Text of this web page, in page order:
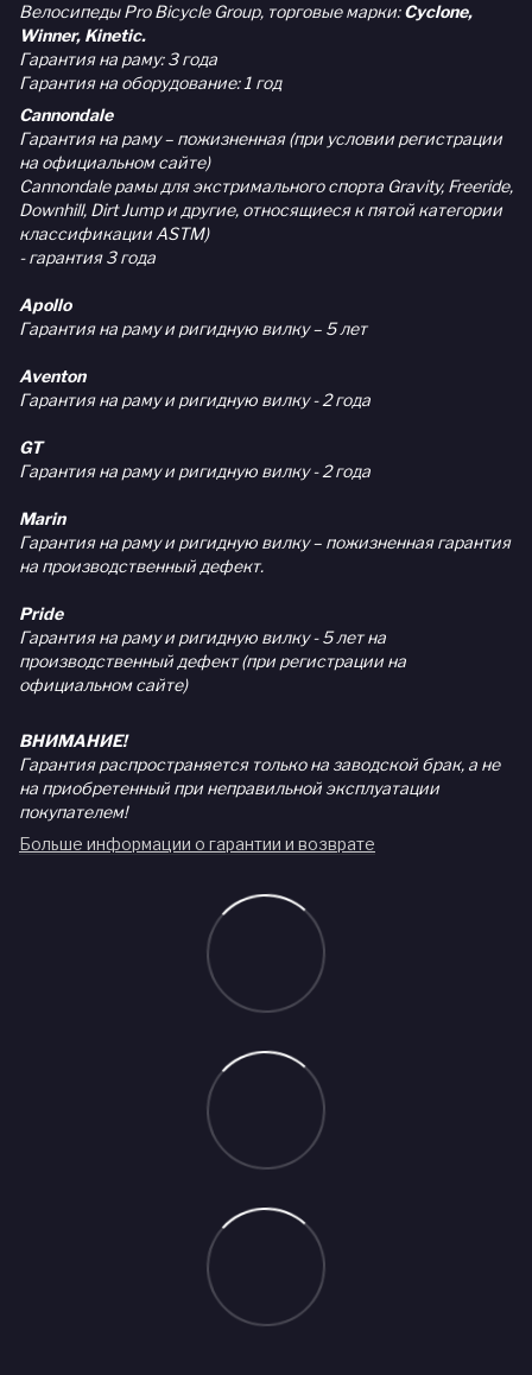
Велосипеды Pro Bicycle Group, торговые марки:Cyclone,
Winner, Kinetic.
Гарантия на раму: 3 года
Гарантия на оборудование: 1 год
Cannondale
Гарантия на раму – пожизненная (при условии регистрации
на официальном сайте)
Cannondale рамы для экстримального спорта Gravity, Freeride,
Downhill, Dirt Jump и другие, относящиеся к пятой категории
классификации ASTM)
- гарантия 3 года
Apollo
Гарантия на раму и ригидную вилку – 5 лет
Aventon
Гарантия на раму и ригидную вилку - 2 года
GT
Гарантия на раму и ригидную вилку - 2 года
Marin
Гарантия на раму и ригидную вилку – пожизненная гарантия
на производственный дефект.
Pride
Гарантия на раму и ригидную вилку - 5 лет на
производственный дефект (при регистрации на
официальном сайте)
ВНИМАНИЕ!
Гарантия распространяется только на заводской брак, а не
на приобретенный при неправильной эксплуатации
покупателем!
Больше информации о гарантии и возврате